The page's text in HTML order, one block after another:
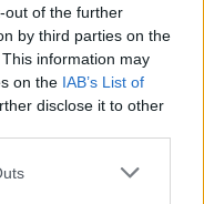
out of the further
by third parties on the
information may
on the IAB’s List of
disclose it to other
one or more Google